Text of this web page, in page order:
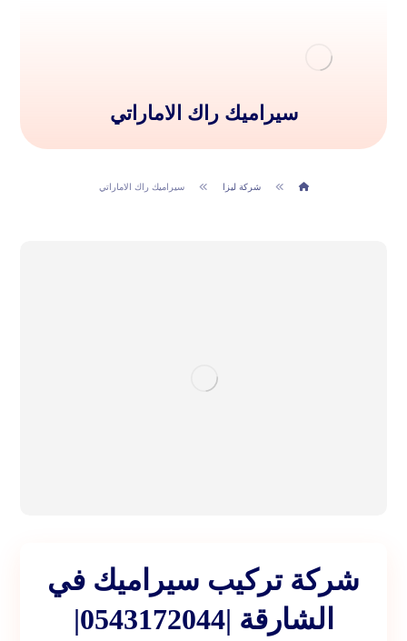
سيراميك راك الاماراتي
شركة ليزا سيراميك راك الاماراتي
شركة تركيب سيراميك في
الشارقة |0543172044|